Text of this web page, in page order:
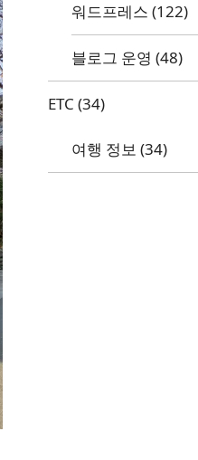
워드프레스 (122)
블로그 운영 (48)
ETC (34)
여행 정보 (34)